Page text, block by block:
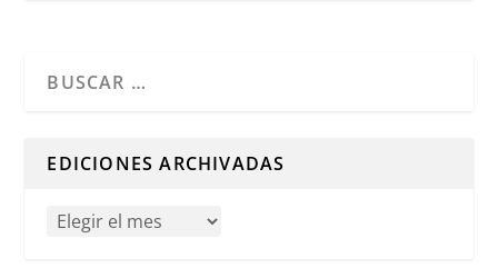
EDICIONES ARCHIVADAS